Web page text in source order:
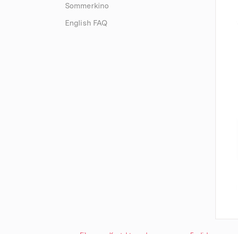
Sommerkino
English FAQ